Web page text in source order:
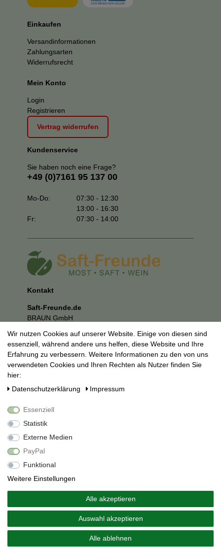
Einkaufen
Versandinformationen
Zahlungsarten
Widerrufsrecht
Mein Konto
Login
Registrieren
Vertrag widerrufen
Kundenservice
Sie haben noch eine Frage?
+49 (0)7161 95 137 00
Mo-Do:
07:30 - 12:30
13:00 - 16:30
Fr:
07:30 - 14:00
Kontakt
Saft-Freunde.de
BRAUN GmbH
73037 Göppingen
E-Mail:mail@saft-freunde.de
Unternehmen
Impressum
Social Media
Alle Preise inkl. 19% Mehrwertsteuer.
* Die verkauften Stückzahlen beziehen sich auf Verkäufe in
unseren Shops und Marktplätzen.
Copyright 2026 © Saft-Freunde.de - Alle Rechte vorbehalten.
Wir nutzen Cookies auf unserer Website. Einige von diesen sind
essenziell, während andere uns helfen, diese Website und Ihre
Erfahrung zu verbessern. Weitere Informationen zu den von uns
verwendeten Cookies und Ihren Rechten als Nutzer finden Sie
hier:
Daten­schutz­erklärung
Impressum
Essenziell
Statistik
Externe Medien
PayPal
Funktional
Weitere Einstellungen
Alle akzeptieren
Auswahl akzeptieren
Alle ablehnen